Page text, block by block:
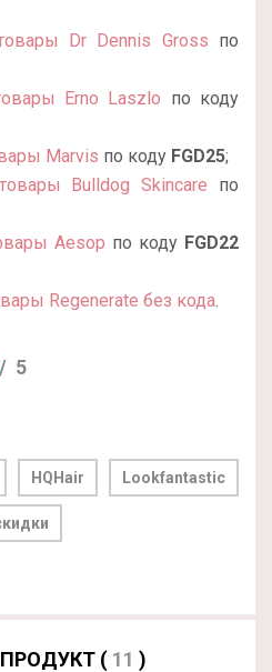
Dr Dennis Gross по
Erno Laszlo по коду
Marvis по коду FGD25;
Bulldog Skincare по
Aesop по коду FGD22
Regenerate без кода.
/ 5
HQHair Lookfantastic
( 11 )